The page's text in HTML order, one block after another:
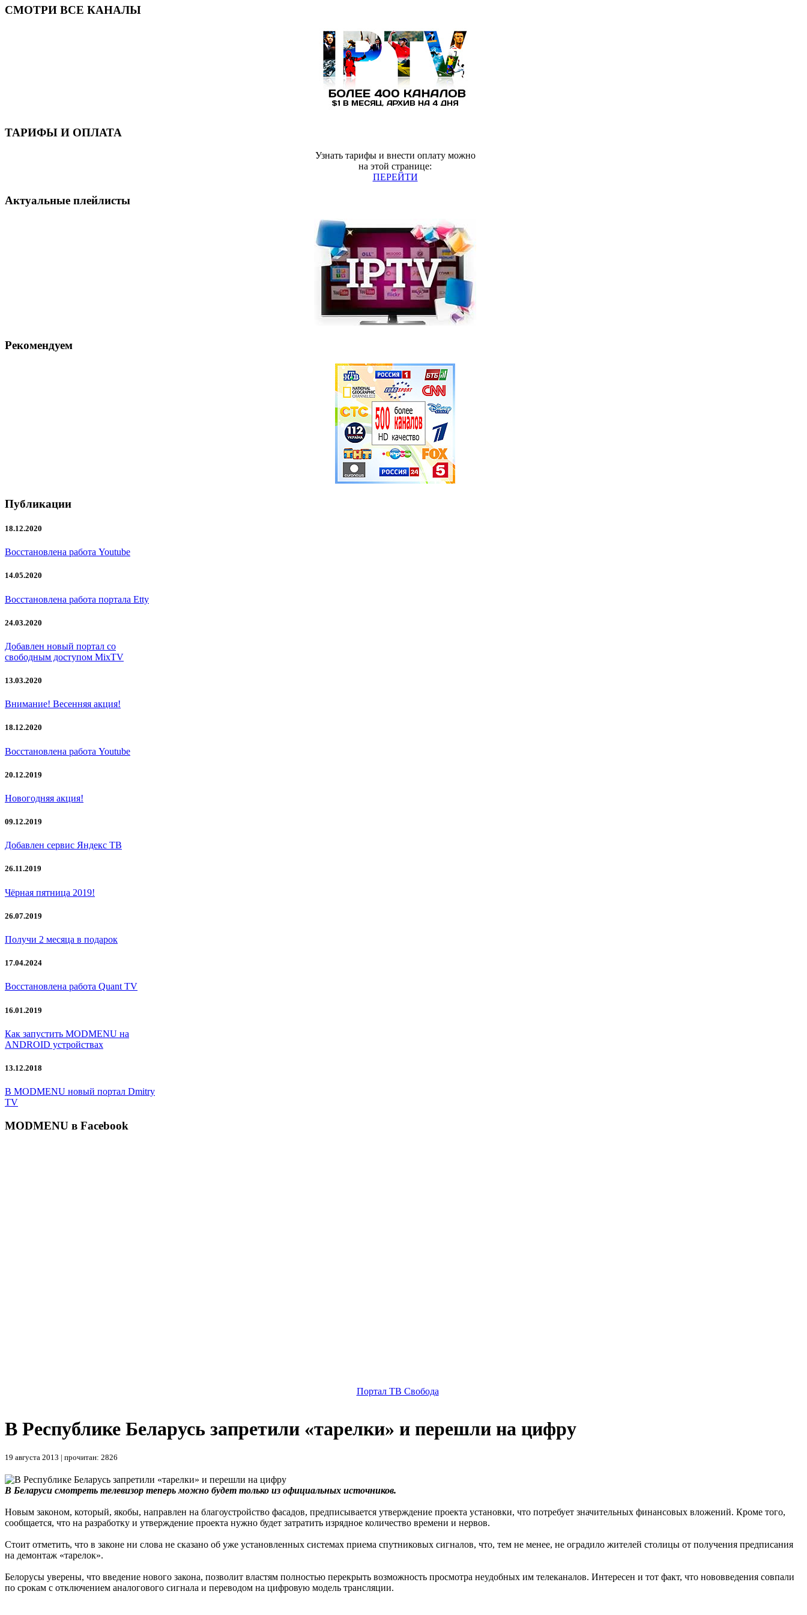
СМОТРИ ВСЕ КАНАЛЫ
ТАРИФЫ И ОПЛАТА
Узнать тарифы и внести оплату можно
на этой странице:
ПЕРЕЙТИ
Актуальные плейлисты
Рекомендуем
Публикации
18.12.2020
Восстановлена работа Youtube
14.05.2020
Восстановлена работа портала Etty
24.03.2020
Добавлен новый портал со
свободным доступом MixTV
13.03.2020
Внимание! Весенняя акция!
18.12.2020
Восстановлена работа Youtube
20.12.2019
Новогодняя акция!
09.12.2019
Добавлен сервис Яндекс ТВ
26.11.2019
Чёрная пятница 2019!
26.07.2019
Получи 2 месяца в подарок
17.04.2024
Восстановлена работа Quant TV
16.01.2019
Как запустить MODMENU на
ANDROID устройствах
13.12.2018
В MODMENU новый портал Dmitry
TV
MODMENU в Facebook
Портал ТВ Свобода
В Республике Беларусь запретили «тарелки» и перешли на цифру
19 августа 2013 | прочитан: 2826
В Беларуси смотреть телевизор теперь можно будет только из официальных источников.
Новым законом, который, якобы, направлен на благоустройство фасадов, предписывается утверждение проекта установки, что потребует значительных финансовых вложений. Кроме того,
сообщается, что на разработку и утверждение проекта нужно будет затратить изрядное количество времени и нервов.
Стоит отметить, что в законе ни слова не сказано об уже установленных системах приема спутниковых сигналов, что, тем не менее, не оградило жителей столицы от получения предписания
на демонтаж «тарелок».
Белорусы уверены, что введение нового закона, позволит властям полностью перекрыть возможность просмотра неудобных им телеканалов. Интересен и тот факт, что нововведения совпали
по срокам с отключением аналогового сигнала и переводом на цифровую модель трансляции.